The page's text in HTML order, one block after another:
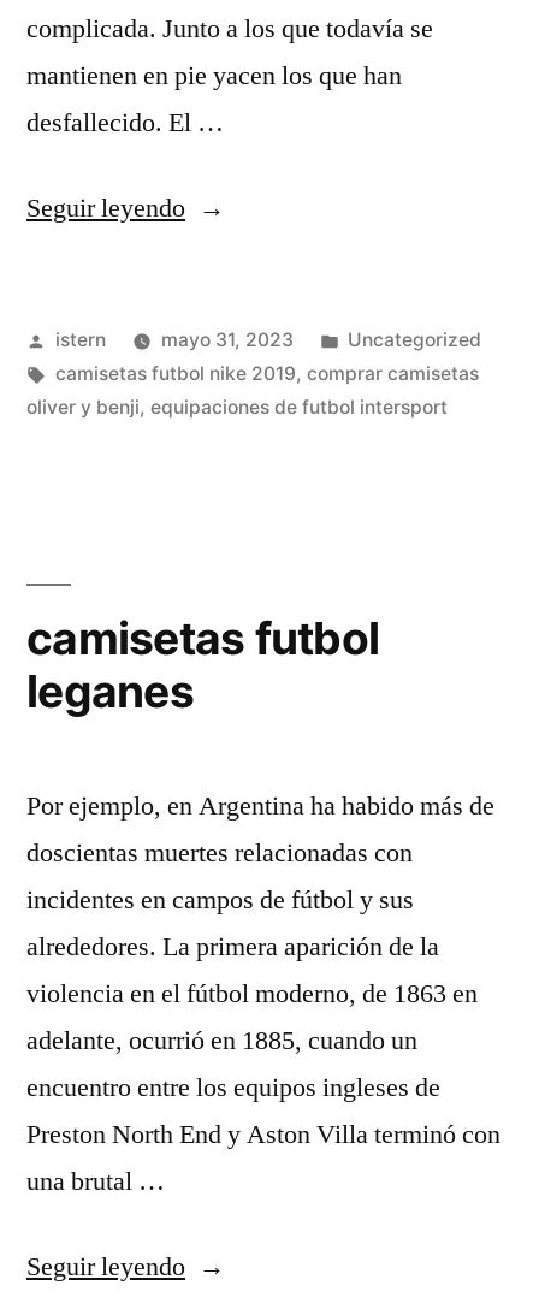
complicada. Junto a los que todavía se
mantienen en pie yacen los que han
desfallecido. El …
Seguir leyendo«donde
camisetas
de
Publicado
por
istern mayo 31, 2023
Publicado
en
Uncategorized
Etiquetas:
camisetas futbol nike 2019, comprar camisetas
oliver y benji, equipaciones de futbol intersport
camisetas futbol
leganes
Por ejemplo, en Argentina ha habido más de
doscientas muertes relacionadas con
incidentes en campos de fútbol y sus
alrededores. La primera aparición de la
violencia en el fútbol moderno, de 1863 en
adelante, ocurrió en 1885, cuando un
encuentro entre los equipos ingleses de
Preston North End y Aston Villa terminó con
una brutal …
Seguir leyendo«camisetas